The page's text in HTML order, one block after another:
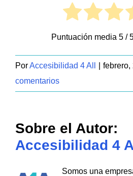
Puntuación media 5 /
PorAccesibilidad 4 All febrero,
comentarios
Sobre el Autor:
Accesibilidad 4
Somos una